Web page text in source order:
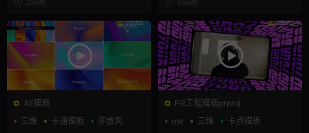
AE模板
三维
卡通模板 弥散风
PR工程模板prproj
mv
三维 卡点模板